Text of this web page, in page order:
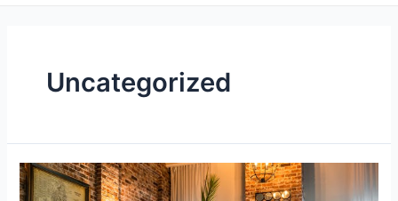
Uncategorized